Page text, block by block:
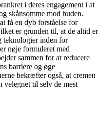
i deres engagement i at
skånsomme mod huden.
få en dyb forståelse for
er grunden til, at de altid er
teknologier inden for
nøje formuleret med
sammen for at reducere
barriere og øge
bekræfter også, at cremen
til selv de mest